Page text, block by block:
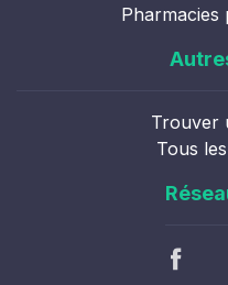
Pharmacies
Trouver
Tous